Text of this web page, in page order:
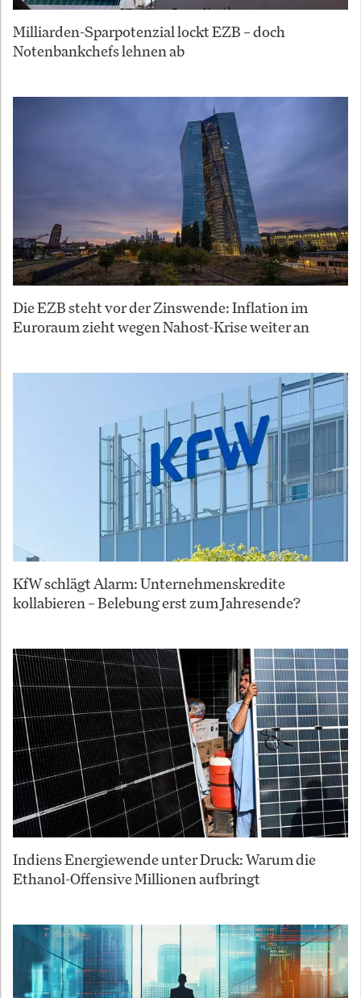
Milliarden-Sparpotenzial lockt EZB – doch
Notenbankchefs lehnen ab
Die EZB steht vor der Zinswende: Inflation im
Euroraum zieht wegen Nahost-Krise weiter an
KfW schlägt Alarm: Unternehmenskredite
kollabieren – Belebung erst zum Jahresende?
Indiens Energiewende unter Druck: Warum die
Ethanol-Offensive Millionen aufbringt